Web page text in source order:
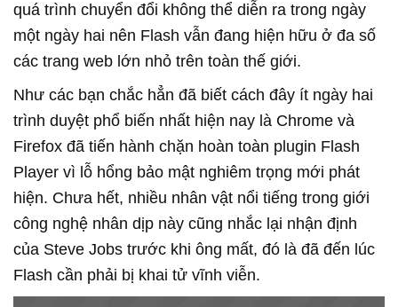
quá trình chuyển đổi không thể diễn ra trong ngày
một ngày hai nên Flash vẫn đang hiện hữu ở đa số
các trang web lớn nhỏ trên toàn thế giới.
Như các bạn chắc hẳn đã biết cách đây ít ngày hai
trình duyệt phổ biến nhất hiện nay là Chrome và
Firefox đã tiến hành chặn hoàn toàn plugin Flash
Player vì lỗ hổng bảo mật nghiêm trọng mới phát
hiện. Chưa hết, nhiều nhân vật nổi tiếng trong giới
công nghệ nhân dịp này cũng nhắc lại nhận định
của Steve Jobs trước khi ông mất, đó là đã đến lúc
Flash cần phải bị khai tử vĩnh viễn.